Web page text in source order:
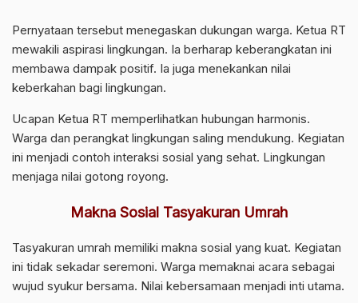
Pernyataan tersebut menegaskan dukungan warga. Ketua RT
mewakili aspirasi lingkungan. Ia berharap keberangkatan ini
membawa dampak positif. Ia juga menekankan nilai
keberkahan bagi lingkungan.
Ucapan Ketua RT memperlihatkan hubungan harmonis.
Warga dan perangkat lingkungan saling mendukung. Kegiatan
ini menjadi contoh interaksi sosial yang sehat. Lingkungan
menjaga nilai gotong royong.
Makna Sosial Tasyakuran Umrah
Tasyakuran umrah memiliki makna sosial yang kuat. Kegiatan
ini tidak sekadar seremoni. Warga memaknai acara sebagai
wujud syukur bersama. Nilai kebersamaan menjadi inti utama.